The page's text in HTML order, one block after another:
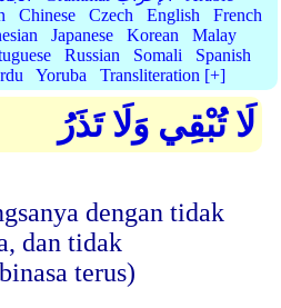
Chinese Czech English
French
Japanese Korean
Malay
Russian Somali
Spanish
Yoruba Transliteration [+]
لَا تُبْقِي وَلَا تَذَرُ
dengan tidak
dan tidak
terus)